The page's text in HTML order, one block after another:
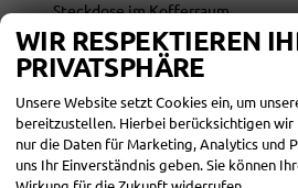
Steckdose im Kofferraum
Regenschirm
Reifenreparaturset
Hersteller Garantie 5 Jahre/
INNEN
Ambiente-Beleuchtung
WIR RESPEKTIEREN
PRIVATSPHÄRE
Unsere Website setzt Cookies ein, um
bereitzustellen. Hierbei berücksichtigen
nur die Daten für Marketing, Analytics und
uns Ihr Einverständnis geben. Sie können